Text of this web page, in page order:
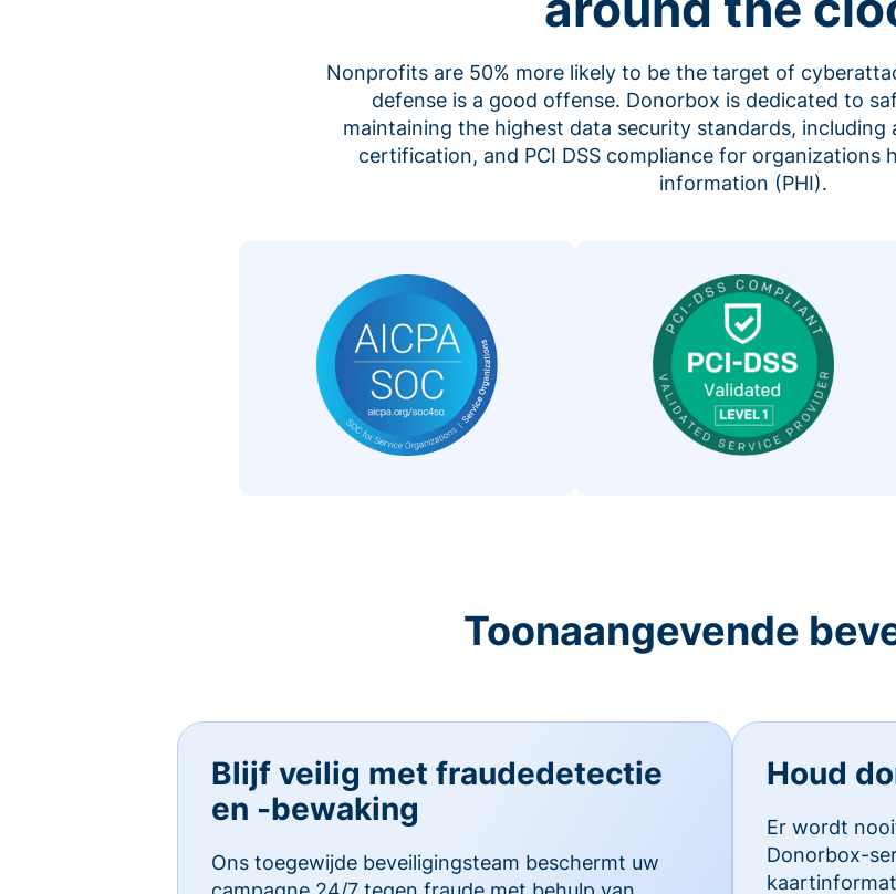
Nonprofits are 50% more likely to be the target of
defense is a good offense. Donorbox is dedicated to
maintaining the highest data security standards, including
certification, and PCI DSS compliance for organizations
information (PHI).
Toonaangevende
Blijf veilig met fraudedetectie
en -bewaking
Ons toegewijde beveiligingsteam beschermt uw
Houd
Er wordt
Donorbox-